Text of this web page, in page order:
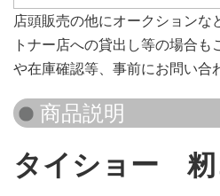
店頭販売の他にオークションな
トナー店への貸出し等の場合も
や在庫確認等、事前にお問い合
タイショー